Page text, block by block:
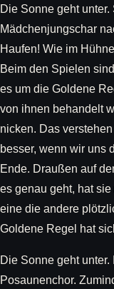
Die Sonne geht
Mädchenjungschar
Haufen! Wie im
Beim den Spielen
es um die Goldene
von ihnen behandelt
nicken. Das
besser, wenn wir uns
Ende. Draußen auf
es genau geht, hat
eine die andere
Goldene Regel hat
Die Sonne geht
Posaunenchor.